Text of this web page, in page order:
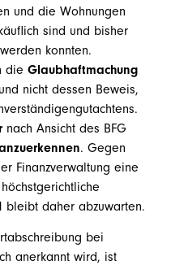
und die Wohnungen
sind und bisher
konnten.
die Glaubhaftmachung
und nicht dessen Beweis,
nach Ansicht des BFG
. Gegen
Finanzverwaltung eine
bleibt daher abzuwarten.
bei
anerkannt wird, ist